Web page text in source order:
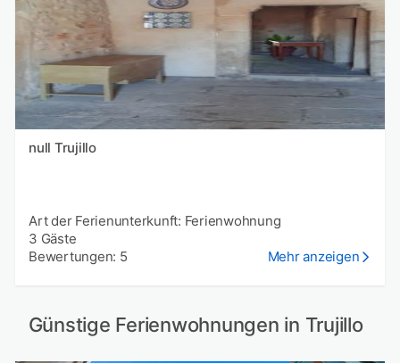
null Trujillo
Art der Ferienunterkunft: Ferienwohnung
3 Gäste
Bewertungen: 5
Mehr anzeigen
Günstige Ferienwohnungen in Trujillo